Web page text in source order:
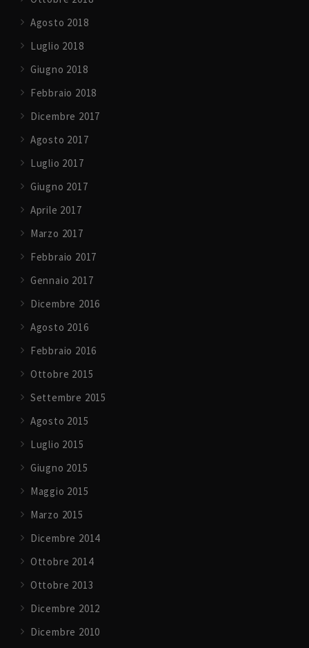
Agosto 2018
Luglio 2018
Giugno 2018
Febbraio 2018
Dicembre 2017
Agosto 2017
Luglio 2017
Giugno 2017
Aprile 2017
Marzo 2017
Febbraio 2017
Gennaio 2017
Dicembre 2016
Agosto 2016
Febbraio 2016
Ottobre 2015
Settembre 2015
Agosto 2015
Luglio 2015
Giugno 2015
Maggio 2015
Marzo 2015
Dicembre 2014
Ottobre 2014
Ottobre 2013
Dicembre 2012
Dicembre 2010